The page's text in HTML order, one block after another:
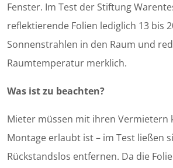
Fenster. Im Test der Stiftung
reflektierende Folien lediglich 13 bis
Sonnen­strahlen in den Raum und
Raumtemperatur merklich.
Was ist zu beachten?
Mieter müssen mit ihren Vermietern
Montage erlaubt ist – im Test ließen
Rückstandslos entfernen. Da die